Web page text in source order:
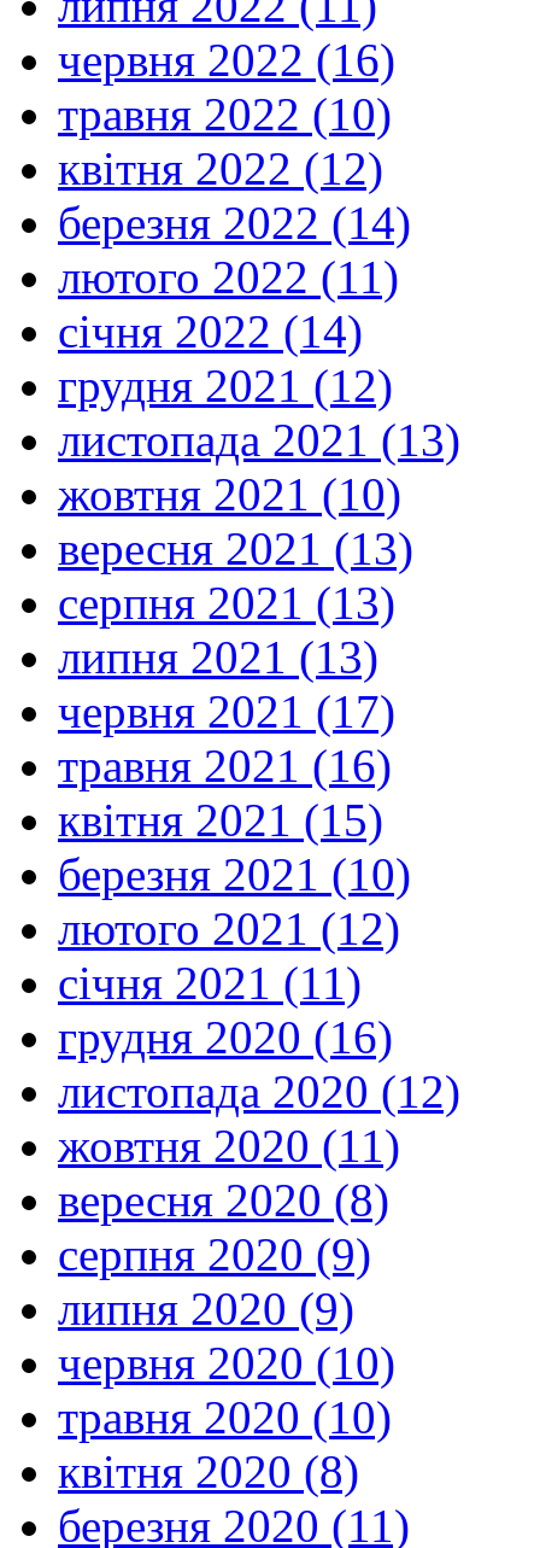
червня 2022 (16)
травня 2022 (10)
квітня 2022 (12)
березня 2022 (14)
лютого 2022 (11)
січня 2022 (14)
грудня 2021 (12)
листопада 2021 (13)
жовтня 2021 (10)
вересня 2021 (13)
серпня 2021 (13)
липня 2021 (13)
червня 2021 (17)
травня 2021 (16)
квітня 2021 (15)
березня 2021 (10)
лютого 2021 (12)
січня 2021 (11)
грудня 2020 (16)
листопада 2020 (12)
жовтня 2020 (11)
вересня 2020 (8)
серпня 2020 (9)
липня 2020 (9)
червня 2020 (10)
травня 2020 (10)
квітня 2020 (8)
березня 2020 (11)